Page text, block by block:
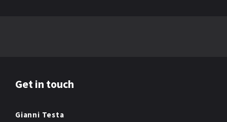
Get in touch
Gianni Testa